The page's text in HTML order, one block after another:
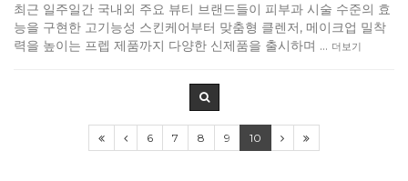
최근 일주일간 국내외 주요 뷰티 브랜드들이 피부과 시술 수준의 효
능을 구현한 고기능성 스킨케어부터 맞춤형 클렌저, 메이크업 밀착
력을 높이는 프렙 제품까지 다양한 신제품을 출시하며 … 더보기
6 7 8 9 10